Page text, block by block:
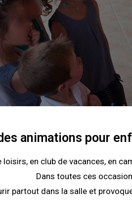
animations pour
en club de vacances, en
Dans toutes ces
partout dans la salle et